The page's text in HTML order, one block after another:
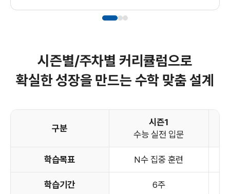
시즌별/주차별 커리큘럼으로
확실한 성장을 만드는 수학 맞춤 설계
구분
시즌1
수능 실전 입문
학습목표 N수 집중 훈련
학습기간 6주